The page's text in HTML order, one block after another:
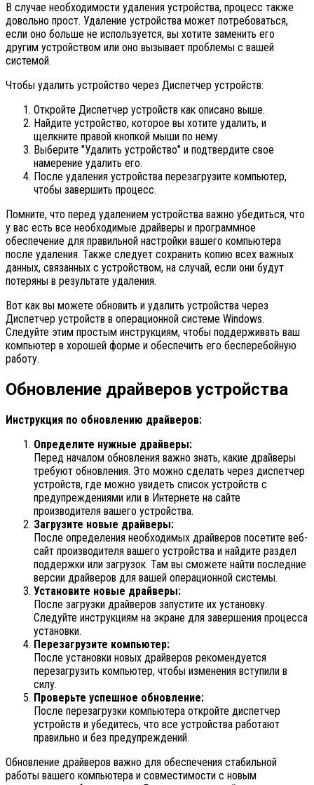
В случае необходимости удаления устройства, процесс также
довольно прост. Удаление устройства может потребоваться,
если оно больше не используется, вы хотите заменить его
другим устройством или оно вызывает проблемы с вашей
системой.
Чтобы удалить устройство через Диспетчер устройств:
Откройте Диспетчер устройств как описано выше.
Найдите устройство, которое вы хотите удалить, и
щелкните правой кнопкой мыши по нему.
Выберите "Удалить устройство" и подтвердите свое
намерение удалить его.
После удаления устройства перезагрузите компьютер,
чтобы завершить процесс.
Помните, что перед удалением устройства важно убедиться, что
у вас есть все необходимые драйверы и программное
обеспечение для правильной настройки вашего компьютера
после удаления. Также следует сохранить копию всех важных
данных, связанных с устройством, на случай, если они будут
потеряны в результате удаления.
Вот как вы можете обновить и удалить устройства через
Диспетчер устройств в операционной системе Windows.
Следуйте этим простым инструкциям, чтобы поддерживать ваш
компьютер в хорошей форме и обеспечить его бесперебойную
работу.
Обновление драйверов устройства
Инструкция по обновлению драйверов:
Определите нужные драйверы:
Перед началом обновления важно знать, какие драйверы
требуют обновления. Это можно сделать через диспетчер
устройств, где можно увидеть список устройств с
предупреждениями или в Интернете на сайте
производителя вашего устройства.
Загрузите новые драйверы:
После определения необходимых драйверов посетите веб-
сайт производителя вашего устройства и найдите раздел
поддержки или загрузок. Там вы сможете найти последние
версии драйверов для вашей операционной системы.
Установите новые драйверы:
После загрузки драйверов запустите их установку.
Следуйте инструкциям на экране для завершения процесса
установки.
Перезагрузите компьютер:
После установки новых драйверов рекомендуется
перезагрузить компьютер, чтобы изменения вступили в
силу.
Проверьте успешное обновление:
После перезагрузки компьютера откройте диспетчер
устройств и убедитесь, что все устройства работают
правильно и без предупреждений.
Обновление драйверов важно для обеспечения стабильной
работы вашего компьютера и совместимости с новым